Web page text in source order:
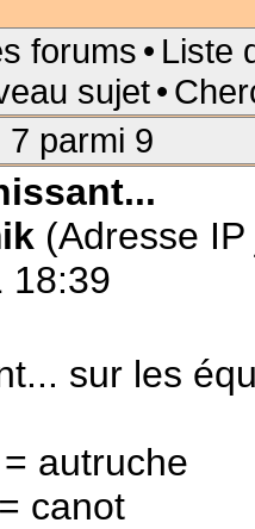
forums • Liste
sujet•
7 parmi 9
(Adresse
18:39
sur les
autruche
canot